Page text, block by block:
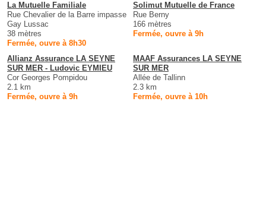
La Mutuelle Familiale
Rue Chevalier de la Barre impasse
Gay Lussac
38 mètres
Fermée, ouvre à 8h30
Solimut Mutuelle de France
Rue Berny
166 mètres
Fermée, ouvre à 9h
Allianz Assurance LA SEYNE
SUR MER - Ludovic EYMIEU
Cor Georges Pompidou
2.1 km
Fermée, ouvre à 9h
MAAF Assurances LA SEYNE
SUR MER
Allée de Tallinn
2.3 km
Fermée, ouvre à 10h